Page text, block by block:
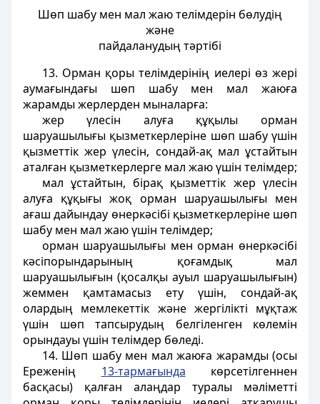
Шөп шабу мен мал жаю телiмдерiн бөлудiң
және
пайдаланудың тәртібі
13. Орман қоры телiмдерiнiң иелерi өз жерi
аумағындағы шөп шабу мен мал жаюға
жарамды жерлерден мыналарға:
жер үлесiн алуға құқылы орман
шаруашылығы қызметкерлерiне шөп шабу үшiн
қызметтiк жер үлесiн, сондай-ақ мал ұстайтын
аталған қызметкерлерге мал жаю үшiн телiмдер;
мал ұстайтын, бiрақ қызметтiк жер үлесiн
алуға құқығы жоқ орман шаруашылығы мен
ағаш дайындау өнеркәсiбi қызметкерлерiне шөп
шабу мен мал жаю үшiн телiмдер;
орман шаруашылығы мен орман өнеркәсiбi
кәсiпорындарының қоғамдық мал
шаруашылығын (қосалқы ауыл шаруашылығын)
жеммен қамтамасыз ету үшiн, сондай-ақ
олардың мемлекеттік және жергiлiктi мұқтаж
үшiн шөп тапсырудың белгiленген көлемiн
орындауы үшiн телiмдер бөледi.
14. Шөп шабу мен мал жаюға жарамды (осы
Ереженiң 13-тармағында көрсетiлгеннен
басқасы) қалған алаңдар туралы мәлiметтi